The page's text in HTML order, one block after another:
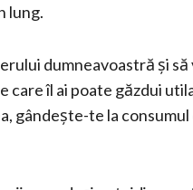
lung.
dumneavoastră și
care îl ai poate găzdui
gândește-te la